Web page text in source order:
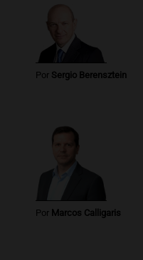
Por Sergio Berensztein
Por Marcos Calligaris